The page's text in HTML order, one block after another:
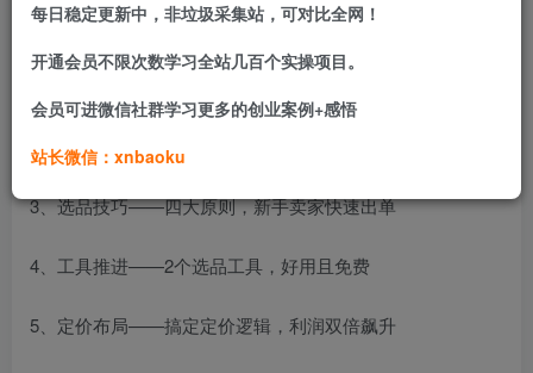
课程目录：
2、新手开店——手把手教你轻松入驻temu
3、选品技巧——四大原则，新手卖家快速出单
4、工具推进——2个选品工具，好用且免费
5、定价布局——搞定定价逻辑，利润双倍飙升
每日稳定更新中，非垃圾采集站，可对比全网！
开通会员不限次数学习全站几百个实操项目。
会员可进微信社群学习更多的创业案例+感悟
站长微信：xnbaoku